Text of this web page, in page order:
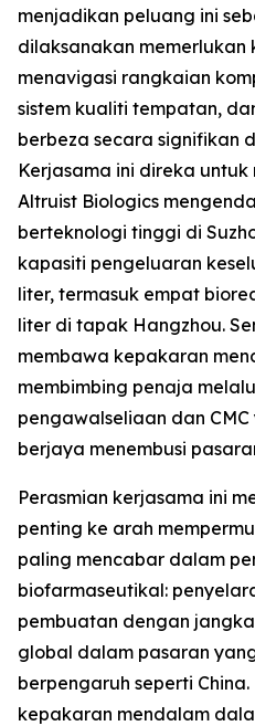
menjadikan peluang ini
dilaksanakan memerlukan
menavigasi rangkaian
sistem kualiti tempatan,
berbeza secara signifikan
Kerjasama ini direka
Altruist Biologics
berteknologi tinggi di
kapasiti pengeluaran
liter, termasuk empat
liter di tapak Hangzhou.
membawa kepakaran
membimbing penaja
pengawalseliaan dan
berjaya menembusi
Perasmian kerjasama ini
penting ke arah
paling mencabar dalam
biofarmaseutikal:
pembuatan dengan
global dalam pasaran
berpengaruh seperti
kepakaran mendalam